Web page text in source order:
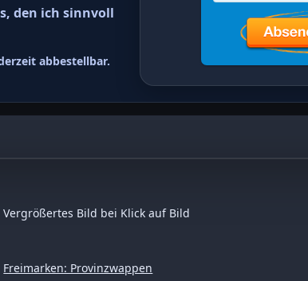
den ich sinnvoll
abbestellbar.
Sachsen Freimarken:
Vergrößertes Bild bei Klick auf Bild
Freimarken: Provinzwappen